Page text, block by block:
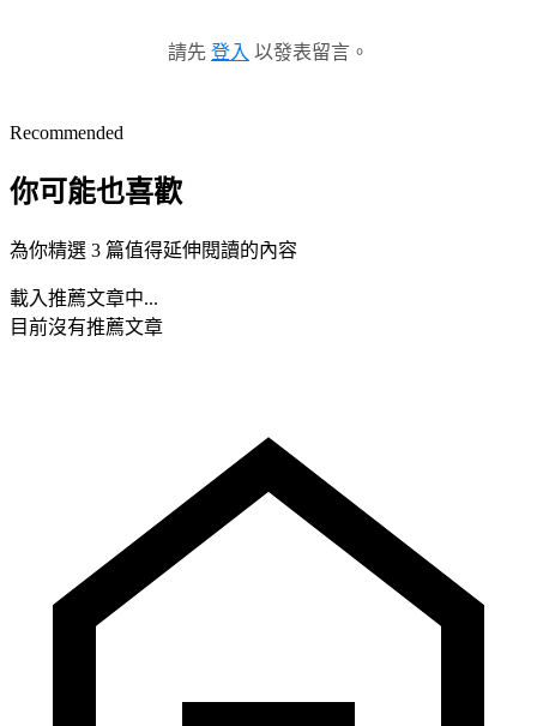
請先 登入 以發表留言。
Recommended
你可能也喜歡
為你精選 3 篇值得延伸閱讀的內容
載入推薦文章中...
目前沒有推薦文章